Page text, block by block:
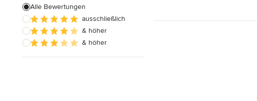
Alle Bewertungen
ausschließlich
& höher
& höher